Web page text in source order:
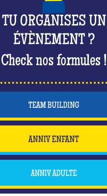
TU ORGANISES UN
ÉVÈNEMENT ?
Check nos formules !
TEAM BUILDING
ANNIV ENFANT
ANNIV ADULTE